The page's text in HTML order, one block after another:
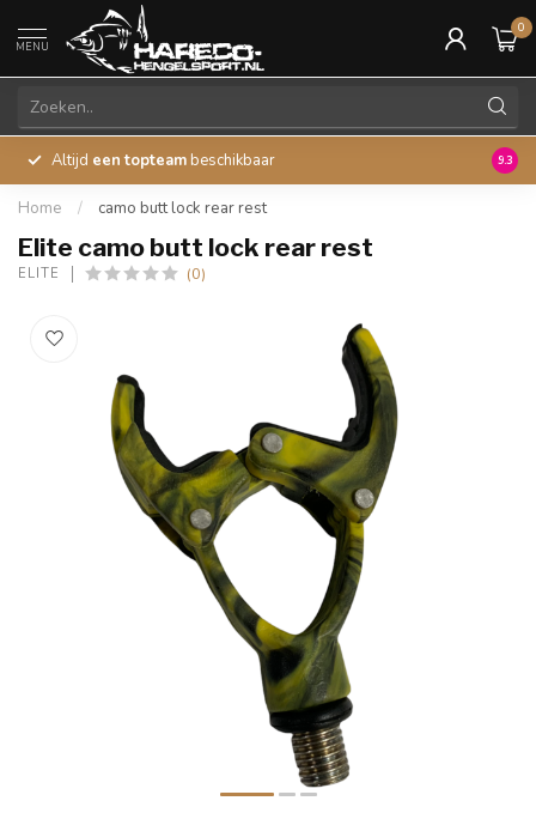
MENU
0
Altijd een topteam beschikbaar 45
9.3
Home / camo butt lock rear rest
Elite camo butt lock rear rest
ELITE (0)